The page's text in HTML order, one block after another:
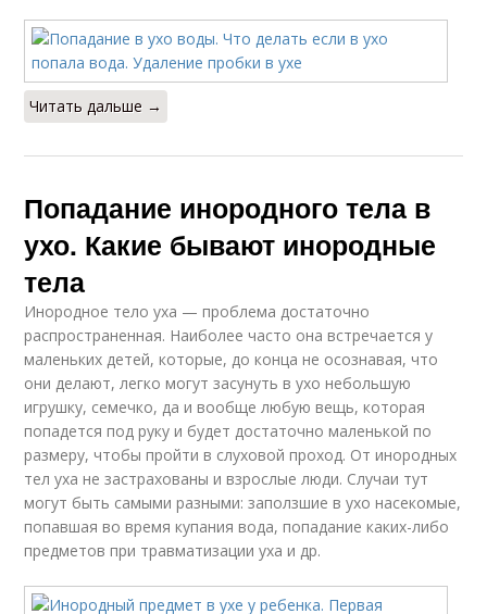
Читать дальше →
Попадание инородного тела в
ухо. Какие бывают инородные
тела
Инородное тело уха — проблема достаточно
распространенная. Наиболее часто она встречается у
маленьких детей, которые, до конца не осознавая, что
они делают, легко могут засунуть в ухо небольшую
игрушку, семечко, да и вообще любую вещь, которая
попадется под руку и будет достаточно маленькой по
размеру, чтобы пройти в слуховой проход. От инородных
тел уха не застрахованы и взрослые люди. Случаи тут
могут быть самыми разными: заползшие в ухо насекомые,
попавшая во время купания вода, попадание каких-либо
предметов при травматизации уха и др.